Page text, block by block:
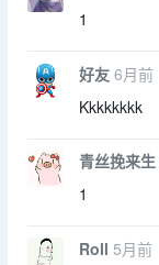
1
好友 6月前
Kkkkkkkk
青丝挽来生
1
Roll 5月前